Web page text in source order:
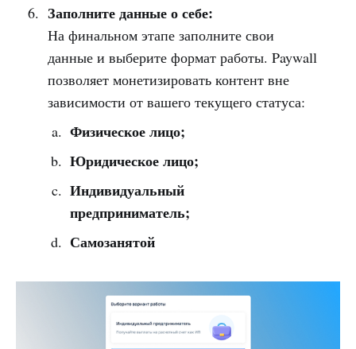
Заполните данные о себе:
На финальном этапе заполните свои
данные и выберите формат работы. Paywall
позволяет монетизировать контент вне
зависимости от вашего текущего статуса:
Физическое лицо;
Юридическое лицо;
Индивидуальный
предприниматель;
Самозанятой